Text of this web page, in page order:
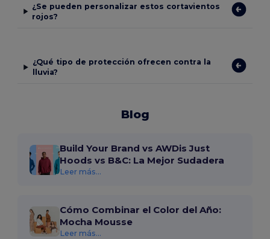
¿Se pueden personalizar estos cortavientos
rojos?
¿Qué tipo de protección ofrecen contra la
lluvia?
Blog
Build Your Brand vs AWDis Just
Hoods vs B&C: La Mejor Sudadera
Leer más...
Cómo Combinar el Color del Año:
Mocha Mousse
Leer más...